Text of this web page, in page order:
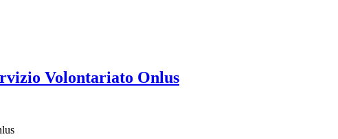
Volontariato Onlus